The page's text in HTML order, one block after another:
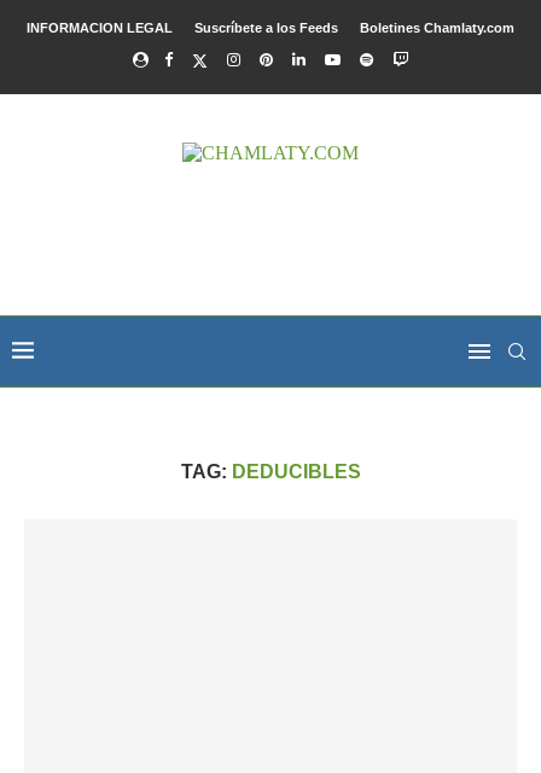
INFORMACION LEGAL Suscríbete a los Feeds Boletines Chamlaty.com
TAG: DEDUCIBLES